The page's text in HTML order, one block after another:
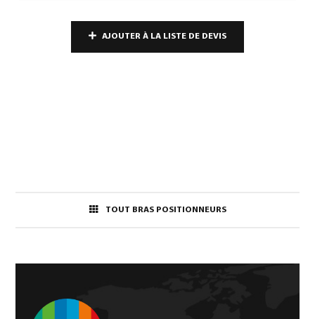
AJOUTER À LA LISTE DE DEVIS
TOUT BRAS POSITIONNEURS